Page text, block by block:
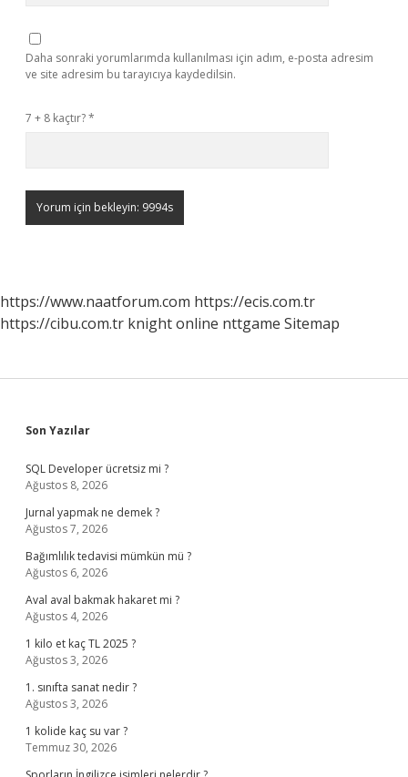
Daha sonraki yorumlarımda kullanılması için adım, e-posta adresim
ve site adresim bu tarayıcıya kaydedilsin.
7 + 8 kaçtır?*
https://www.naatforum.com https://ecis.com.tr
https://cibu.com.tr knight online nttgame Sitemap
Sidebar
Son Yazılar
SQL Developer ücretsiz mi ?
Ağustos 8, 2026
Jurnal yapmak ne demek ?
Ağustos 7, 2026
Bağımlılık tedavisi mümkün mü ?
Ağustos 6, 2026
Aval aval bakmak hakaret mi ?
Ağustos 4, 2026
1 kilo et kaç TL 2025 ?
Ağustos 3, 2026
1. sınıfta sanat nedir ?
Ağustos 3, 2026
1 kolide kaç su var ?
Temmuz 30, 2026